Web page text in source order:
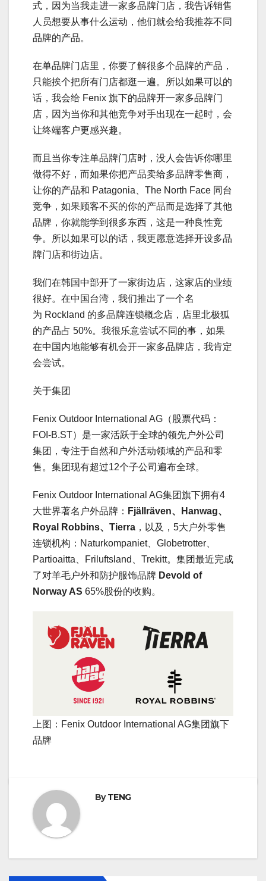
式，因为当我走进一家多品牌门店，我告诉销售
人员想要从事什么运动，他们就会给我推荐不同
品牌的产品。
在单品牌门店里，你要了解很多个品牌的产品，
只能挨个把所有门店都逛一遍。所以如果可以的
话，我会给 Fenix 旗下的品牌开一家多品牌门
店，因为当你和其他竞争对手出现在一起时，会
让终端客户更感兴趣。
而且当你专注单品牌门店时，没人会告诉你哪里
做得不好，而如果你把产品卖给多品牌零售商，
让你的产品和 Patagonia、The North Face 同台
竞争，如果顾客不买的你的产品而是选择了其他
品牌，你就能学到很多东西，这是一种良性竞
争。所以如果可以的话，我更愿意选择开设多品
牌门店和街边店。
我们在韩国中部开了一家街边店，这家店的业绩
很好。在中国台湾，我们推出了一个名
为 Rockland 的多品牌连锁概念店，店里北极狐
的产品占 50%。我很乐意尝试不同的事，如果
在中国内地能够有机会开一家多品牌店，我肯定
会尝试。
关于集团
Fenix Outdoor International AG（股票代码：
FOI-B.ST）是一家活跃于全球的领先户外公司
集团，专注于自然和户外活动领域的产品和零
售。集团现有超过12个子公司遍布全球。
Fenix Outdoor International AG集团旗下拥有4
大世界著名户外品牌： Fjällräven、Hanwag、
Royal Robbins、Tierra ，以及，5大户外零售
连锁机构：Naturkompaniet、Globetrotter、
Partioaitta、Friluftsland、Trekitt。集团最近完成
了对羊毛户外和防护服饰品牌 Devold of
Norway AS 65%股份的收购。
上图：Fenix Outdoor International AG集团旗下
品牌
ByTENG